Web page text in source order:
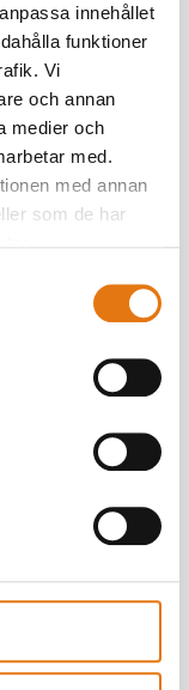
innehållet
funktioner
Vi
och annan
medier och
med.
med annan
som de har
»